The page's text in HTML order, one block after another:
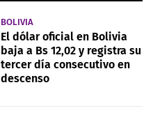
BOLIVIA
El dólar oficial en Bolivia
baja a Bs 12,02 y registra su
tercer día consecutivo en
descenso